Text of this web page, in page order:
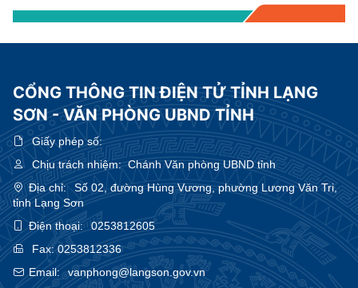
CỔNG THÔNG TIN ĐIỆN TỬ TỈNH LẠNG
SƠN - VĂN PHÒNG UBND TỈNH
Giấy phép số:
Chịu trách nhiệm:Chánh Văn phòng UBND tỉnh
Địa chỉ:
Số 02, đường Hùng Vương, phường Lương Văn Tri,
tỉnh Lạng Sơn
Điện thoại:
0253812605
Fax:0253812336
Email:
vanphong@langson.gov.vn